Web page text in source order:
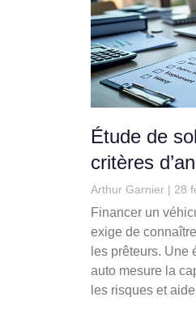
Étude de
critères
Arthur Garnier 28
Financer un
exige de
les prêteurs. Une
auto mesure la
les risques et